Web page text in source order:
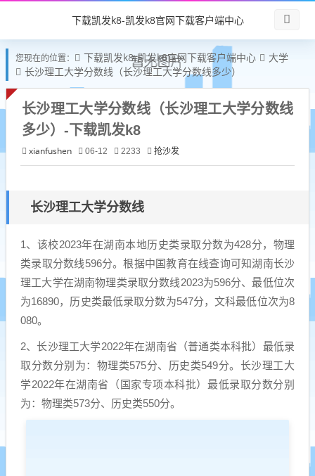
下载凯发k8-凯发k8官网下载客户端中心
您现在的位置： 下载凯发k8-凯发k8官网下载客户端中心
大学
长沙理工大学分数线（长沙理工大学分数线多少）
长沙理工大学分数线（长沙理工大学分数线
多少）-下载凯发k8
xianfushen 06-12 2233 抢沙发
长沙理工大学分数线
1、该校2023年在湖南本地历史类录取分数为428分，物理
类录取分数线596分。根据中国教育在线查询可知湖南长沙
理工大学在湖南物理类录取分数线2023为596分、最低位次
为16890，历史类最低录取分数为547分，文科最低位次为8
080。
2、长沙理工大学2022年在湖南省（普通类本科批）最低录
取分数分别为：物理类575分、历史类549分。长沙理工大
学2022年在湖南省（国家专项本科批）最低录取分数分别
为：物理类573分、历史类550分。